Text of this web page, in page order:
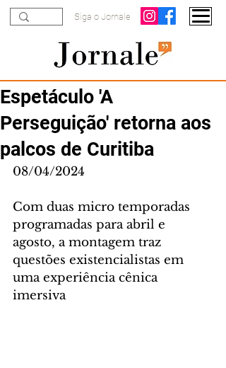
Siga o Jornale
Espetáculo 'A
Perseguição' retorna aos
palcos de Curitiba
08/04/2024
Com duas micro temporadas
programadas para abril e
agosto, a montagem traz
questões existencialistas em
uma experiência cênica
imersiva